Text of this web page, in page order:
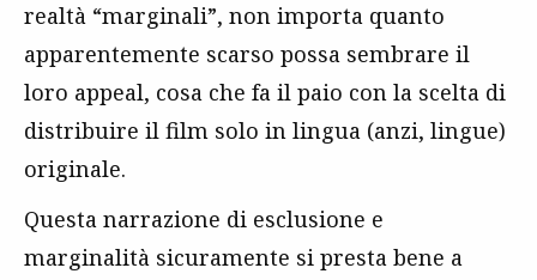
realtà “marginali”, non importa quanto
apparentemente scarso possa sembrare il
loro appeal, cosa che fa il paio con la scelta di
distribuire il film solo in lingua (anzi, lingue)
originale.
Questa narrazione di esclusione e
marginalità sicuramente si presta bene a